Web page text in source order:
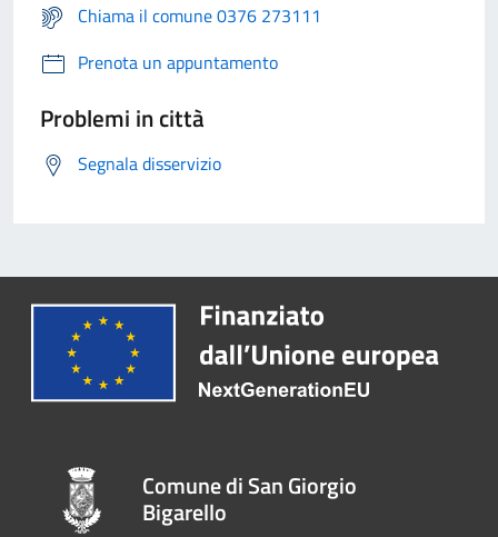
Chiama il comune 0376 273111
Prenota un appuntamento
Problemi in città
Segnala disservizio
Comune di San Giorgio
Bigarello